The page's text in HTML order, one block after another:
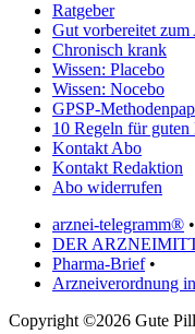
Ratgeber
Gut vorbereitet zum
Chronisch krank
Wissen: Placebo
Wissen: Nocebo
GPSP-
10 Regeln für
Kontakt Abo
Kontakt Redaktion
Abo widerrufen
arznei-telegramm® •
DER
Pharma-Brief•
Arzneiverordnung
Copyright ©2026 Gute